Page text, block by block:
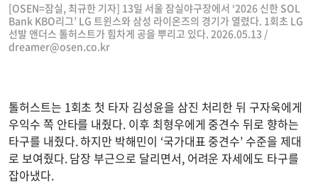
[OSEN=잠실, 최규한 기자] 13일 서울 잠실야구장에서 ‘2026 신한 SOL
Bank KBO리그’ LG 트윈스와 삼성 라이온즈의 경기가 열렸다. 1회초 LG
선발 앤더스 톨허스트가 힘차게 공을 뿌리고 있다. 2026.05.13 /
dreamer@osen.co.kr
톨허스트는 1회초 첫 타자 김성윤을 삼진 처리한 뒤 구자욱에게
우익수 쪽 안타를 내줬다. 이후 최형우에게 중견수 뒤로 향하는
타구를 내줬다. 하지만 박해민이 ‘국가대표 중견수’ 수준을 제대
로 보여줬다. 담장 부근으로 달리면서, 어려운 자세에도 타구를
잡아냈다.